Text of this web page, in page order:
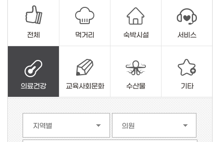
전체 먹거리 숙박시설 서비스
의료건강 교육사회문화 수산물 기타